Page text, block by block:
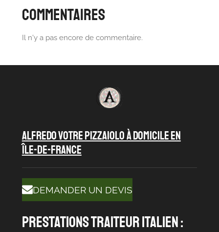
Commentaires
Il n'y a pas encore de commentaire.
ALFREDO VOTRE PIZZAIOLO À DOMICILE en
île-de-france
DEMANDER UN DEVIS
prestations traiteur italien :